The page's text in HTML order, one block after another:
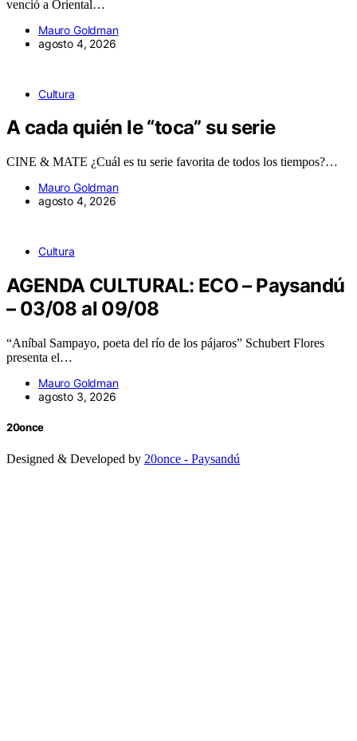
venció a Oriental…
Mauro Goldman
agosto 4, 2026
Cultura
A cada quién le “toca” su serie
CINE & MATE ¿Cuál es tu serie favorita de todos los tiempos?…
Mauro Goldman
agosto 4, 2026
Cultura
AGENDA CULTURAL: ECO – Paysandú
– 03/08 al 09/08
“Aníbal Sampayo, poeta del río de los pájaros” Schubert Flores
presenta el…
Mauro Goldman
agosto 3, 2026
20once
Designed & Developed by 20once - Paysandú